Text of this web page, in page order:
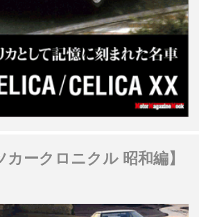
カークロニクル 昭和編】